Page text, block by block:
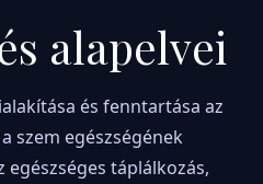
alapelvei
és fenntartása az
szem egészségének
egészséges táplálkozás,